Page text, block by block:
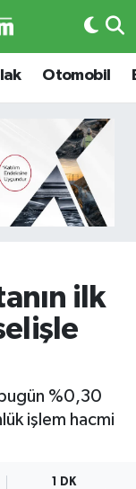
Otomobil
ilk
%0,30
işlem hacmi
1 DK